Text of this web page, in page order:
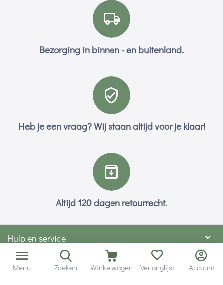
Bezorging in binnen - en buitenland.
Heb je een vraag? Wij staan altijd voor je klaar!
Altijd 120 dagen retourrecht.
Hulp en service
Contact gegevens
Menu Zoeken Winkelwagen Verlanglijst Account